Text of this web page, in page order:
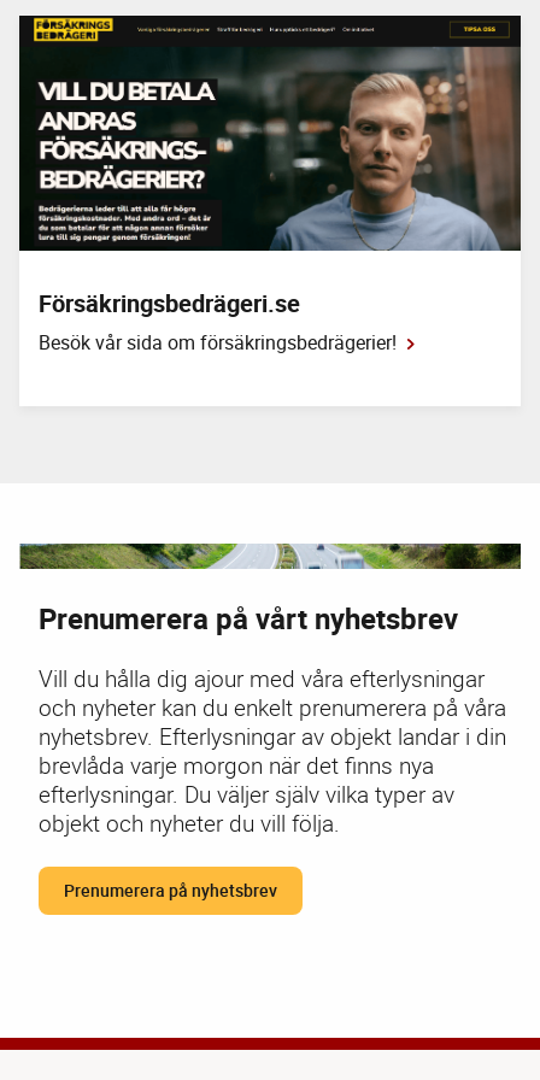
Larmtjänstpodden: Små bedrägerier
stora pengar- så påverkar
vardagsfusk oss alla
10 februari 2026
NYHET I det senaste avsnittet av Larmtjänstpodden pratar
vi om hur vardagsfusk kan innebära stora kostnader,
kostnader som i slutändan påverkar oss alla. Det kan vara
inte riktigt stämmer.
2025-viss ökning av
stölder av bildelar i Sverige. Det är en minskning med 47
procent jämfört med 2024. Stölderna har legat på låga
nivåer under större delen av året, även om en viss ökning
av katalysatorstölder noterades under årets sista kvartal.
Det visar den senaste kvartalsstatistiken...
Årsstatistik: Majoriteten av stulna
traktorer fortfarande borta
27 januari 2026
Under 2025 efterlystes 45 traktorer i
Sverige, vilket är en ökning jämfört med 2024 då 39
traktorer efterlystes. Det visar den senaste statistiken från
under 2025
Försäkringsbedrägeri.se
Besök vår sida om försäkringsbedrägerier!
Prenumerera på vårt nyhetsbrev
Vill du hålla dig ajour med våra efterlysningar
och nyheter kan du enkelt prenumerera på våra
nyhetsbrev. Efterlysningar av objekt landar i din
brevlåda varje morgon när det finns nya
efterlysningar. Du väljer själv vilka typer av
objekt och nyheter du vill följa.
Prenumerera på nyhetsbrev